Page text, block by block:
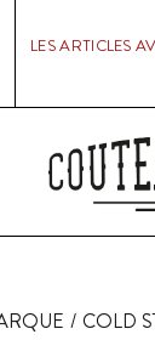
LES ARTICLES
COLD